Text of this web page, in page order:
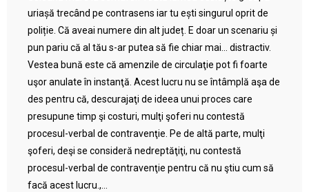
uriașă trecând pe contrasens iar tu ești singurul oprit de
poliție. Că aveai numere din alt județ. E doar un scenariu și
pun pariu că al tău s-ar putea să fie chiar mai… distractiv.
Vestea bună este că amenzile de circulaţie pot fi foarte
uşor anulate în instanţă. Acest lucru nu se întâmplă aşa de
des pentru că, descurajaţi de ideea unui proces care
presupune timp şi costuri, mulţi şoferi nu contestă
procesul-verbal de contravenţie. Pe de altă parte, mulţi
şoferi, deşi se consideră nedreptăţiţi, nu contestă
procesul-verbal de contravenţie pentru că nu ştiu cum să
facă acest lucru.,...